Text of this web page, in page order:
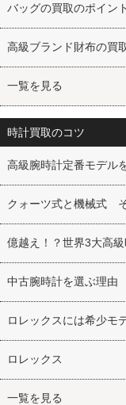
バッグの買取のポイント
高級ブランド財布の買
一覧を見る
時計買取のコツ
高級腕時計定番モデル
クォーツ式と機械式
億越え！？世界3大高
中古腕時計を選ぶ理由
ロレックスには希少モ
ロレックス
一覧を見る